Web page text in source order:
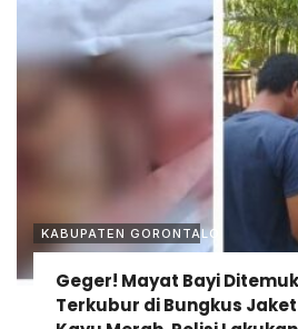
KABUPATEN GORONTALO
Geger! Mayat Bayi
Terkubur di Bungkus